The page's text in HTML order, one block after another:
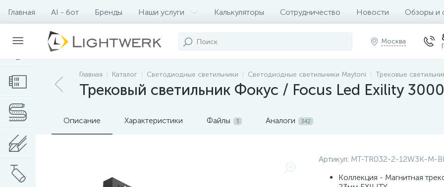
Главная AI - бот Бренды Наши услуги Калькуляторы Сотрудничество Новости Обзоры и
Контакты
Москва
Главная Каталог Светодиодные светильники Светодиодные светильники Maytoni Трековые
Трековый светильник Фокус / Focus Led Exility
Описание Характеристики Файлы 3 Аналоги 342
Артикул: MT-TR032-2-12W3K-M-
Коллекция - Магнитная